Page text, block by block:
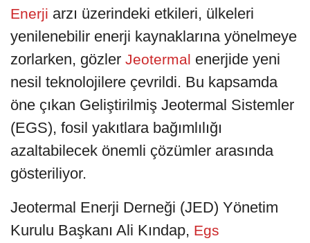
Enerji arzı üzerindeki etkileri, ülkeleri
yenilenebilir enerji kaynaklarına yönelmeye
zorlarken, gözler Jeotermal enerjide yeni
nesil teknolojilere çevrildi. Bu kapsamda
öne çıkan Geliştirilmiş Jeotermal Sistemler
(EGS), fosil yakıtlara bağımlılığı
azaltabilecek önemli çözümler arasında
gösteriliyor.
Jeotermal Enerji Derneği (JED) Yönetim
Kurulu Başkanı Ali Kındap, Egs